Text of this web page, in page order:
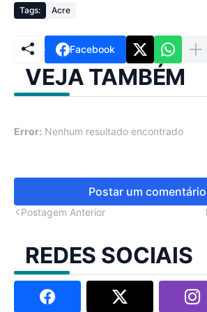
Tags: Acre
Facebook
VEJA TAMBÉM
Error: Nenhum resultado encontrado
Postar um
Postagem Anterior
REDES SOCIAIS